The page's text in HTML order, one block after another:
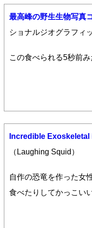
最高峰の野生生物写真
ショナルジオグラフィ
この食べられる5秒前
Incredible
（Laughing Squid）
自作の恐竜を作った女
食べたりしてかっこい